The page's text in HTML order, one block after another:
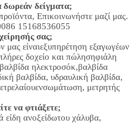
δείγματα;
Επικοινωνήστε μαζί μας.
15168536055
σας;
μας είναιεξυπηρέτηση εξαγωγέων
δοχείο και πώλησηφιάλη
ηλεκτροσόκ,βαλβίδα
βαλβίδα, υδραυλική βαλβίδα,
ενσωμάτωση, μετρητής
να φτιάξετε;
ανοξείδωτου χάλυβα,